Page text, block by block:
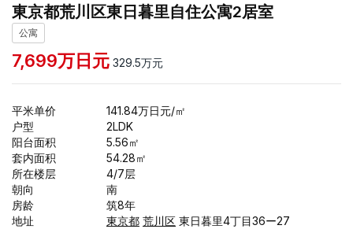
東京都荒川区東日暮里自住公寓2居室
公寓
7,699万日元 329.5万元
平米单价 141.84万日元/㎡
户型
2LDK
阳台面积
5.56㎡
套内面积
54.28㎡
所在楼层
4/7层
朝向
南
房龄
筑8年
地址
東京都 荒川区 東日暮里4丁目36ー27